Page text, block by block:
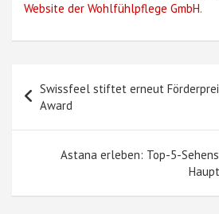
Website der Wohlfühlpflege GmbH.
Swissfeel stiftet erneut
Award
Astana erleben: Top-5-